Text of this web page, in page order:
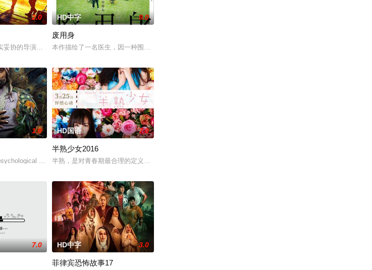
错弱，
妹舞一起生活的照屋踊，憧憬舞蹈学校的丽
2.0
妥协的导演朱达仁萌生拍一部《河南人在北京》电影的念头，在说服主编姚松、老
HD中字 9.0
废用身
本作描绘了一名医生，因一种围绕“废用身”——因瘫痪等原因已无恢复可能的四肢——的治疗方法，
的旅程
颁奖典礼后，被一种突如其来的冲动驱使
1.0
drama set agai
HD国语 7.0
半熟少女2016
半熟，是对青春期最合理的定义，它是梦开始的地方，没有深思熟虑，只有最单纯的坚定，然而，在这
7.0 HD中字 3.0
菲律宾恐怖故事17